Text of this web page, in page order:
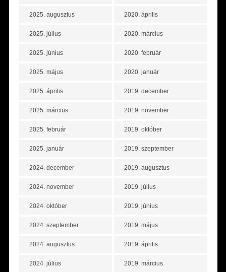
2025. augusztus
2025. július
2025. június
2025. május
2025. április
2025. március
2025. február
2025. január
2024. december
2024. november
2024. október
2024. szeptember
2024. augusztus
2024. július
2020. április
2020. március
2020. február
2020. január
2019. december
2019. november
2019. október
2019. szeptember
2019. augusztus
2019. július
2019. június
2019. május
2019. április
2019. március